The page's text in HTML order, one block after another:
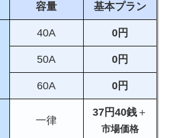
容量 基本プラン
40A 0円
50A 0円
60A 0円
一律
37円40銭＋
市場価格